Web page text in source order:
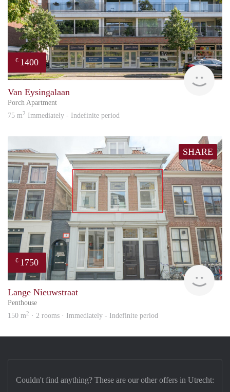
€ 1400
Van Eysingalaan
Porch Apartment
75 m2 Immediately - Indefinite period
SHARE
€ 1750
Lange Nieuwstraat
Penthouse
150 m2 · 2 rooms · Immediately - Indefinite period
Couldn't find anything? These are our other offers in Utrecht: